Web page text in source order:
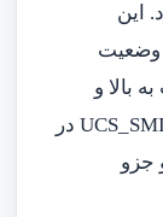
این
وضعیت
بالا و
پایین‌ترین قیمت نشان می‌دهد. اندیکاتور UCS_SMI در
جزو